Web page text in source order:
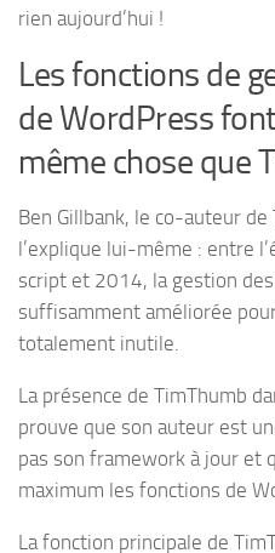
rien aujourd’hui !
Les fonctions de
de WordPress
même chose que
Ben Gillbank, le co-auteur
l’explique lui-même : entre
script et 2014, la gestion
suffisamment améliorée
totalement inutile.
La présence de TimThumb
prouve que son auteur est
pas son framework à jour et
maximum les fonctions de
La fonction principale de